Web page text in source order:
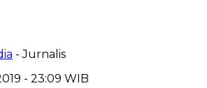
- Jurnalis
- 23:09 WIB